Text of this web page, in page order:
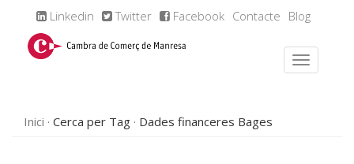
Linkedin Twitter Facebook Contacte Blog
Inici Cerca per Tag Dades financeres Bages